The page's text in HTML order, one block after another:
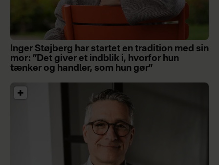
Inger Støjberg har startet en tradition med sin
mor: ”Det giver et indblik i, hvorfor hun
tænker og handler, som hun gør”